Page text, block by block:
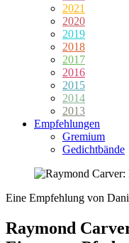
2021
2020
2019
2018
2017
2016
2015
2014
2013
Empfehlungen
Gremium
Gedichtbände
Eine Empfehlung von
Raymond